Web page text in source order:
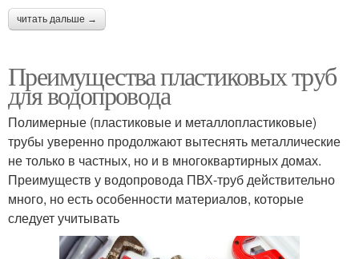
читать дальше →
Преимущества пластиковых труб
для водопровода
Полимерные (пластиковые и металлопластиковые)
трубы уверенно продолжают вытеснять металлические
не только в частных, но и в многоквартирных домах.
Преимуществ у водопровода ПВХ-труб действительно
много, но есть особенности материалов, которые
следует учитывать